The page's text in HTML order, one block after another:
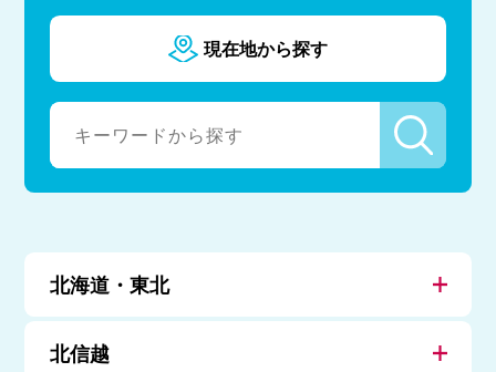
現在地から探す
北海道・東北
北信越